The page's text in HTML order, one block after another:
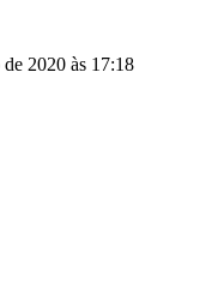
2020 às 17:18